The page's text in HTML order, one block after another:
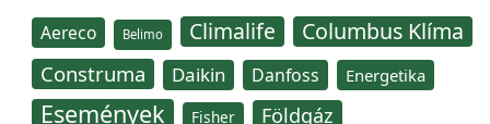
Aereco Belimo Climalife Columbus Klíma
Construma Daikin Danfoss Energetika
Események Fisher Földgáz